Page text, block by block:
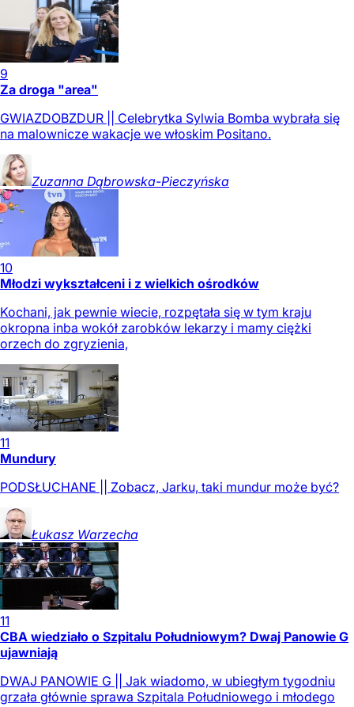
9
Za droga "area"
GWIAZDOBZDUR || Celebrytka Sylwia Bomba wybrała się
na malownicze wakacje we włoskim Positano.
Zuzanna Dąbrowska-Pieczyńska
10
Młodzi wykształceni i z wielkich ośrodków
Kochani, jak pewnie wiecie, rozpętała się w tym kraju
okropna inba wokół zarobków lekarzy i mamy ciężki
orzech do zgryzienia,
11
Mundury
PODSŁUCHANE || Zobacz, Jarku, taki mundur może być?
Łukasz Warzecha
11
CBA wiedziało o Szpitalu Południowym? Dwaj Panowie G
ujawniają
DWAJ PANOWIE G || Jak wiadomo, w ubiegłym tygodniu
grzała głównie sprawa Szpitala Południowego i młodego